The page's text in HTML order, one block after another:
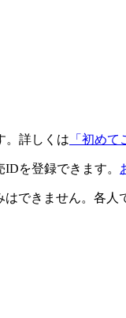
。詳しくは 「初めて
を登録できます。
できません。各人